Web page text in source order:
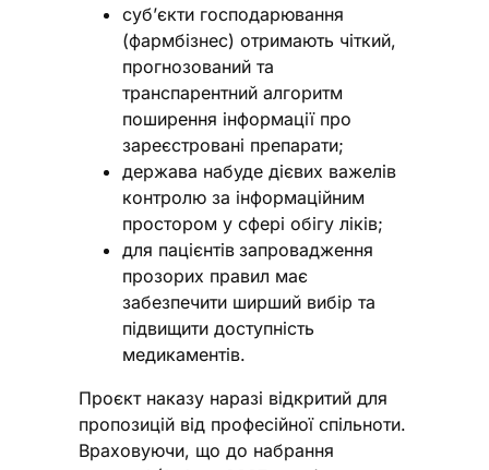
суб’єкти господарювання
(фармбізнес) отримають чіткий,
прогнозований та
транспарентний алгоритм
поширення інформації про
зареєстровані препарати;
держава набуде дієвих важелів
контролю за інформаційним
простором у сфері обігу ліків;
для пацієнтів запровадження
прозорих правил має
забезпечити ширший вибір та
підвищити доступність
медикаментів.
Проєкт наказу наразі відкритий для
пропозицій від професійної спільноти.
Враховуючи, що до набрання